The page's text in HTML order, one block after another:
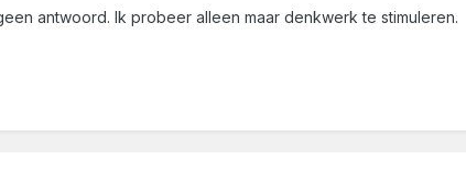
antwoord. Ik probeer alleen maar denkwerk te stimuleren.